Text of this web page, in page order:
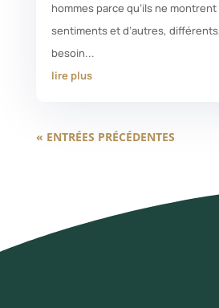
hommes parce qu’ils ne
sentiments et d’autres,
besoin...
lire plus
« ENTRÉES PRÉCÉDENTES